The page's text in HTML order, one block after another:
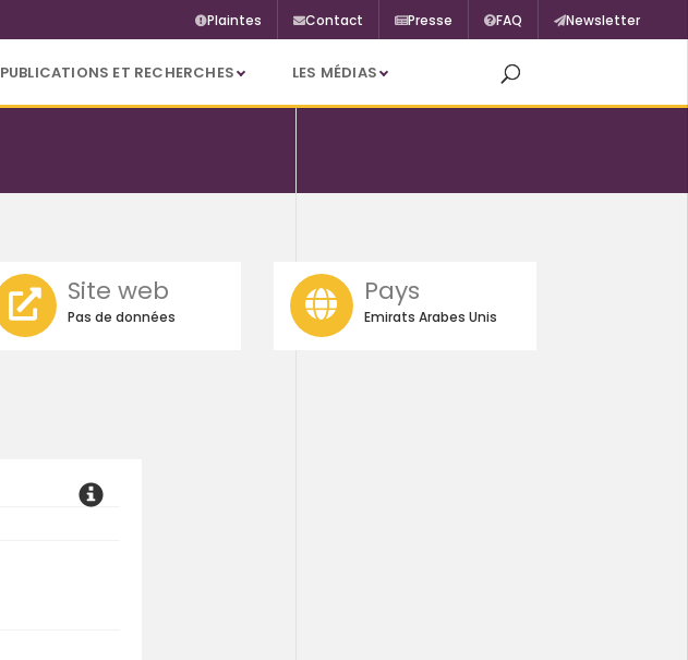
Plaintes Contact Presse FAQ Newsletter
PUBLICATIONS ET RECHERCHES LES MÉDIAS
Site web
Pas de données
Pays
Emirats Arabes Unis